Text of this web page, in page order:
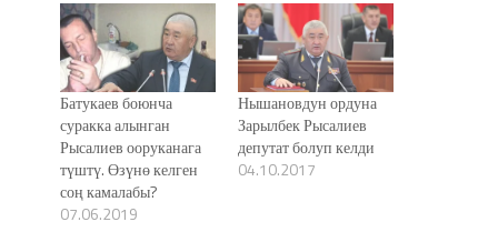
Батукаев боюнча
суракка алынган
Рысалиев ооруканага
түштү. Өзүнө келген
соң камалабы?
07.06.2019
Нышановдун ордуна
Зарылбек Рысалиев
депутат болуп келди
04.10.2017